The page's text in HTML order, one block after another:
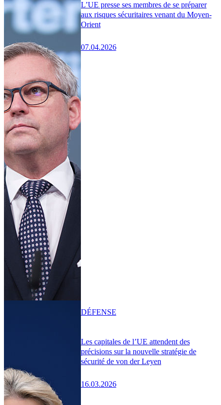
L’UE presse ses membres de se préparer
aux risques sécuritaires venant du Moyen-
Orient
07.04.2026
Les capitales de l’UE attendent des
précisions sur la nouvelle stratégie de
sécurité de von der Leyen
16.03.2026
DÉFENSE